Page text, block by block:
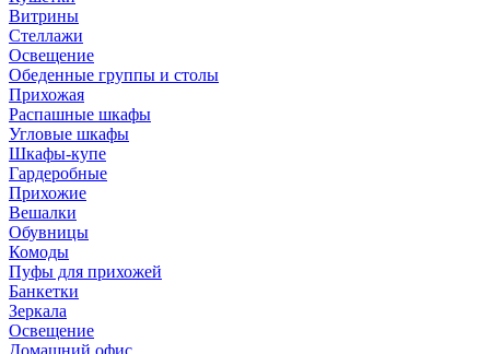
Витрины
Стеллажи
Освещение
Обеденные группы и столы
Прихожая
Распашные шкафы
Угловые шкафы
Шкафы-купе
Гардеробные
Прихожие
Вешалки
Обувницы
Комоды
Пуфы для прихожей
Банкетки
Зеркала
Освещение
Домашний офис